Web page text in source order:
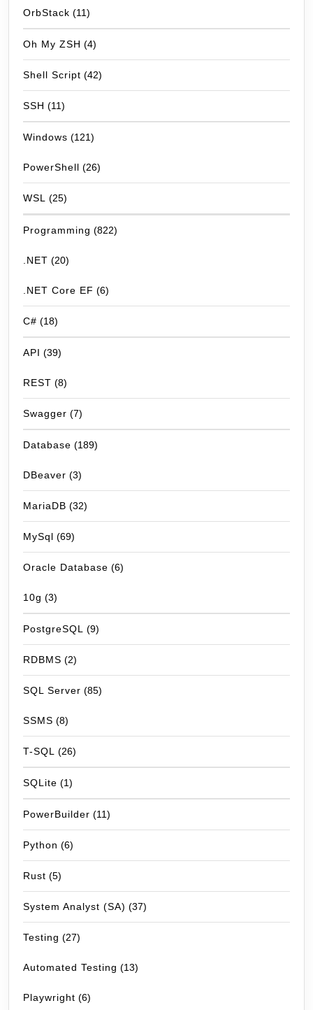
OrbStack (11)
Oh My ZSH (4)
Shell Script (42)
SSH (11)
Windows (121)
PowerShell (26)
WSL (25)
Programming (822)
.NET (20)
.NET Core EF (6)
C# (18)
API (39)
REST (8)
Swagger (7)
Database (189)
DBeaver (3)
MariaDB (32)
MySql (69)
Oracle Database (6)
10g (3)
PostgreSQL (9)
RDBMS (2)
SQL Server (85)
SSMS (8)
T-SQL (26)
SQLite (1)
PowerBuilder (11)
Python (6)
Rust (5)
System Analyst (SA) (37)
Testing (27)
Automated Testing (13)
Playwright (6)